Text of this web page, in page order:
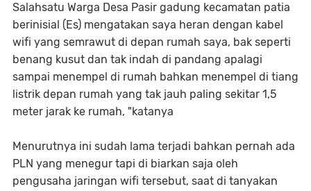
Salahsatu Warga Desa Pasir gadung kecamatan patia
berinisial (Es) mengatakan saya heran dengan kabel
wifi yang semrawut di depan rumah saya, bak seperti
benang kusut dan tak indah di pandang apalagi
sampai menempel di rumah bahkan menempel di tiang
listrik depan rumah yang tak jauh paling sekitar 1,5
meter jarak ke rumah, "katanya
Menurutnya ini sudah lama terjadi bahkan pernah ada
PLN yang menegur tapi di biarkan saja oleh
pengusaha jaringan wifi tersebut, saat di tanyakan